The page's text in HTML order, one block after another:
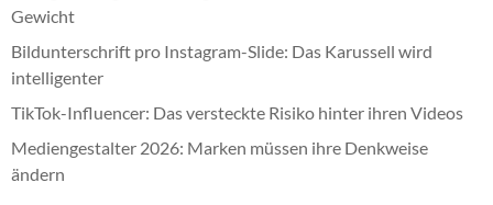
Gewicht
Bildunterschrift pro Instagram-Slide: Das Karussell wird
intelligenter
TikTok-Influencer: Das versteckte Risiko hinter ihren Videos
Mediengestalter 2026: Marken müssen ihre Denkweise
ändern